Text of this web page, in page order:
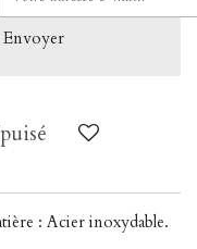
Envoyer
: Acier inoxydable.